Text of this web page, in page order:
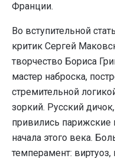
Франции.
Во вступительной
критик Сергей
творчество Бориса
мастер наброска,
стремительной
зоркий. Русский
привились
начала этого века.
темперамент: